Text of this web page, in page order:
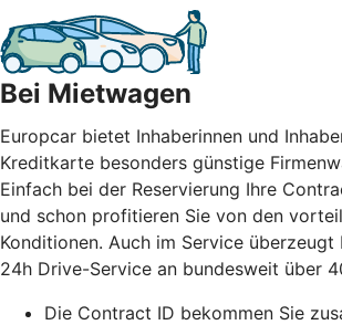
Bei Mietwagen
Europcar bietet Inhaberinnen und
Kreditkarte besonders günstige
Einfach bei der Reservierung Ihre
und schon profitieren Sie von den
Konditionen. Auch im Service
24h Drive-Service an bundesweit über
Die Contract ID bekommen Sie